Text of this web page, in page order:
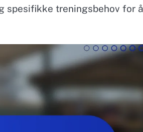
spesifikke treningsbehov for å